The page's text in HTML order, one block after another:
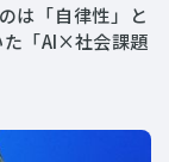
は「自律性」と
た「AI×社会課題